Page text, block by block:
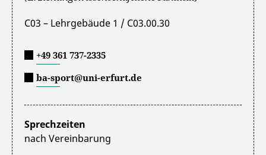
C03 – Lehrgebäude 1 / C03.00.30
+49 361 737-2335
ba-sport@uni-erfurt.de
Sprechzeiten
nach Vereinbarung